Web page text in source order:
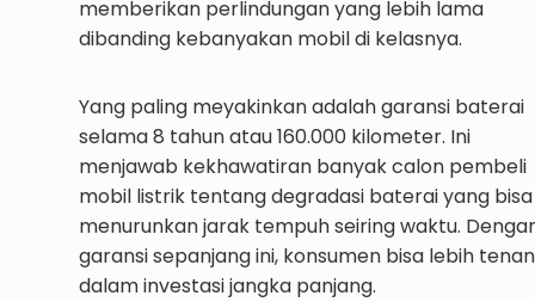
memberikan perlindungan yang lebih lama
dibanding kebanyakan mobil di kelasnya.
Yang paling meyakinkan adalah garansi baterai
selama 8 tahun atau 160.000 kilometer. Ini
menjawab kekhawatiran banyak calon pembeli
mobil listrik tentang degradasi baterai yang bisa
menurunkan jarak tempuh seiring waktu.
garansi sepanjang ini, konsumen bisa lebih
dalam investasi jangka panjang.